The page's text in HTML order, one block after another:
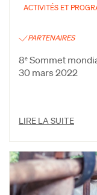
ACTIVITÉS ET
PARTENAIRES
8e Sommet
30 mars 2022
LIRE LA SUITE